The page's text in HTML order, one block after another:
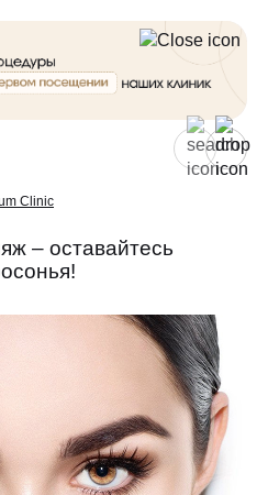
Для мужчин
Clinic
– оставайтесь